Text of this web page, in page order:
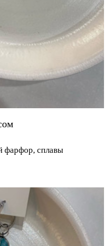
фарфор, сплавы